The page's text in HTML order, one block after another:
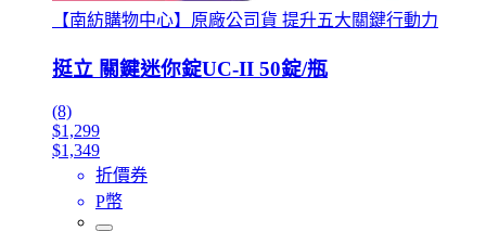
【南紡購物中心】原廠公司貨 提升五大關鍵行動力
挺立 關鍵迷你錠UC-II 50錠/瓶
(8)
$1,299
$1,349
折價券
P幣